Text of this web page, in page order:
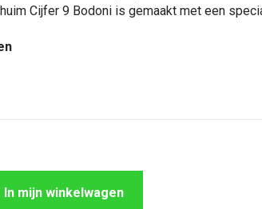
Cijfer 9 Bodoni is gemaakt met een
In mijn winkelwagen